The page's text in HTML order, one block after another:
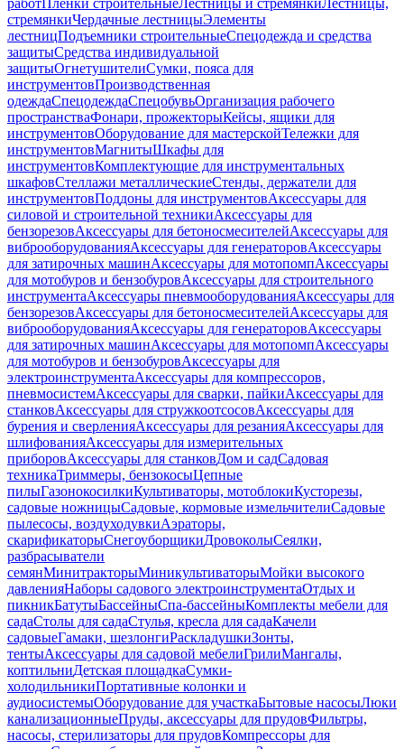
работПленки строительныеЛестницы и стремянкиЛестницы,
стремянкиЧердачные лестницыЭлементы
лестницПодъемники строительныеСпецодежда и средства
защитыСредства индивидуальной
защитыОгнетушителиСумки, пояса для
инструментовПроизводственная
одеждаСпецодеждаСпецобувьОрганизация рабочего
пространстваФонари, прожекторыКейсы, ящики для
инструментовОборудование для мастерскойТележки для
инструментовМагнитыШкафы для
инструментовКомплектующие для инструментальных
шкафовСтеллажи металлическиеСтенды, держатели для
инструментовПоддоны для инструментовАксессуары для
силовой и строительной техникиАксессуары для
бензорезовАксессуары для бетоносмесителейАксессуары для
виброоборудованияАксессуары для генераторовАксессуары
для затирочных машинАксессуары для мотопомпАксессуары
для мотобуров и бензобуровАксессуары для строительного
инструментаАксессуары пневмооборудованияАксессуары для
бензорезовАксессуары для бетоносмесителейАксессуары для
виброоборудованияАксессуары для генераторовАксессуары
для затирочных машинАксессуары для мотопомпАксессуары
для мотобуров и бензобуровАксессуары для
электроинструментаАксессуары для компрессоров,
пневмосистемАксессуары для сварки, пайкиАксессуары для
станковАксессуары для стружкоотсосовАксессуары для
бурения и сверленияАксессуары для резанияАксессуары для
шлифованияАксессуары для измерительных
приборовАксессуары для станковДом и садСадовая
техникаТриммеры, бензокосыЦепные
пилыГазонокосилкиКультиваторы, мотоблокиКусторезы,
садовые ножницыСадовые, кормовые измельчителиСадовые
пылесосы, воздуходувкиАэраторы,
скарификаторыСнегоуборщикиДровоколыСеялки,
разбрасыватели
семянМинитракторыМиникультиваторыМойки высокого
давленияНаборы садового электроинструментаОтдых и
пикникБатутыБассейныСпа-бассейныКомплекты мебели для
садаСтолы для садаСтулья, кресла для садаКачели
садовыеГамаки, шезлонгиРаскладушкиЗонты,
тентыАксессуары для садовой мебелиГрилиМангалы,
коптильниДетская площадкаСумки-
холодильникиПортативные колонки и
аудиосистемыОборудование для участкаБытовые насосыЛюки
канализационныеПруды, аксессуары для прудовФильтры,
насосы, стерилизаторы для прудовКомпрессоры для